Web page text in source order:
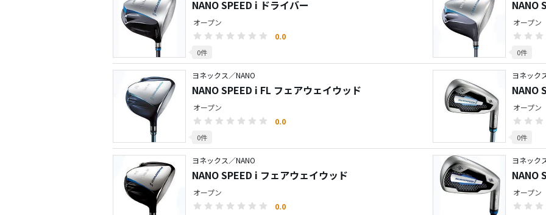
NANO SPEED i ドライバー
オープン
0.0
0件
NANO
オープン
0件
ヨネックス／NANO
NANO SPEED i FL フェアウェイウッド
オープン
0.0
0件
ヨネック
NANO
オープン
0件
ヨネックス／NANO
NANO SPEED i フェアウェイウッド
オープン
0.0
ヨネック
オープン